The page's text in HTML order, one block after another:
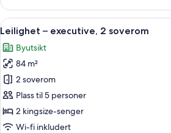
–
executive,
1
soverom
Åpne
alle
bildene
av
Leilighet
–
executive,
2
9
Leilighet – executive, 2 soverom
Byutsikt
84 m²
2 soverom
Plass til 5 personer
2 kingsize-senger
Wi-fi inkludert